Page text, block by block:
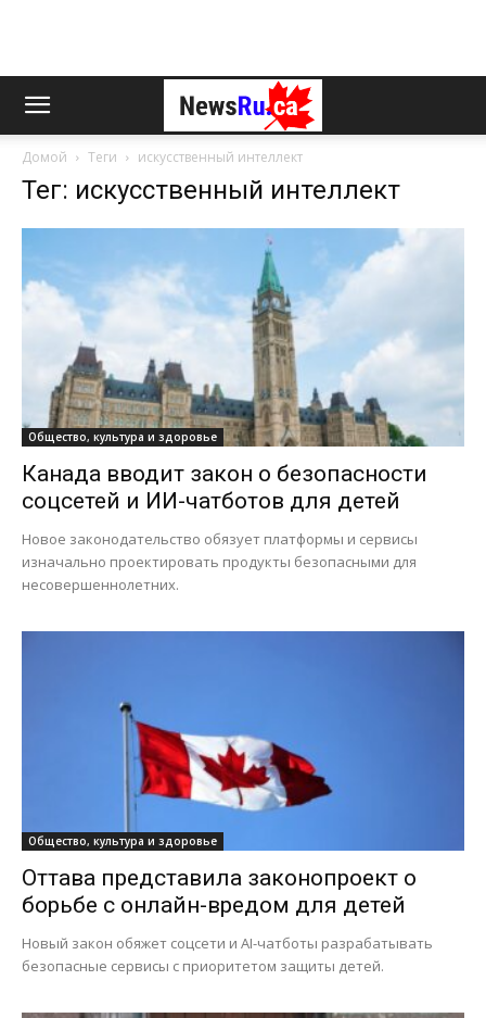
Домой Теги искусственный интеллект
Тег: искусственный интеллект
Общество, культура и здоровье
Канада вводит закон о безопасности
соцсетей и ИИ-чатботов для детей
Новое законодательство обязует платформы и сервисы
изначально проектировать продукты безопасными для
несовершеннолетних.
Общество, культура и здоровье
Оттава представила законопроект о
борьбе с онлайн-вредом для детей
Новый закон обяжет соцсети и AI-чатботы разрабатывать
безопасные сервисы с приоритетом защиты детей.